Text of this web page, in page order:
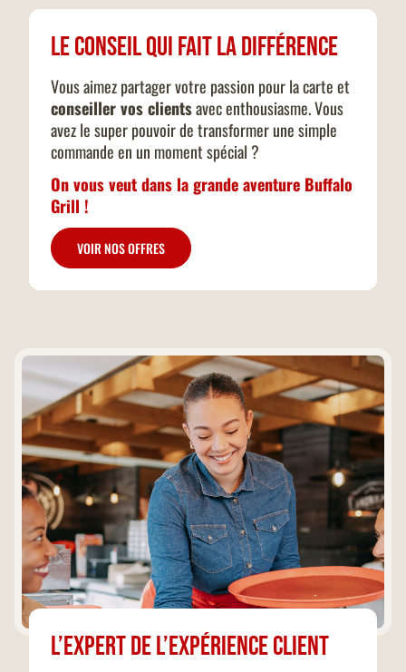
Le conseil qui fait la différence
Vous aimez partager votre passion pour la carte et
conseiller vos clientsavec enthousiasme. Vous
avez le super pouvoir de transformer une simple
commande en un moment spécial ?
On vous veut dans la grande aventure Buffalo
Grill !
VOIR NOS OFFRES
L’expert de l’expérience client